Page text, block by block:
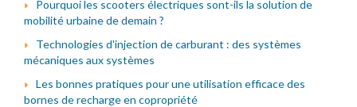
Pourquoi les scooters électriques sont-ils la solution de
mobilité urbaine de demain ?
Technologies d'injection de carburant : des systèmes
mécaniques aux systèmes
Les bonnes pratiques pour une utilisation efficace des
bornes de recharge en copropriété